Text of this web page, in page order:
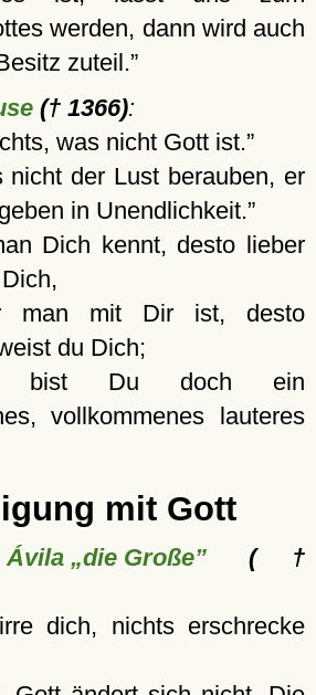
werden, dann wird auch
zuteil.
(† 1366):
was nicht Gott ist.
nicht der Lust berauben, er
in Unendlichkeit.
Dich kennt, desto lieber
man mit Dir ist, desto
du Dich;
bist Du doch ein
vollkommenes lauteres
mit Gott
„die Große”(†
dich, nichts erschrecke